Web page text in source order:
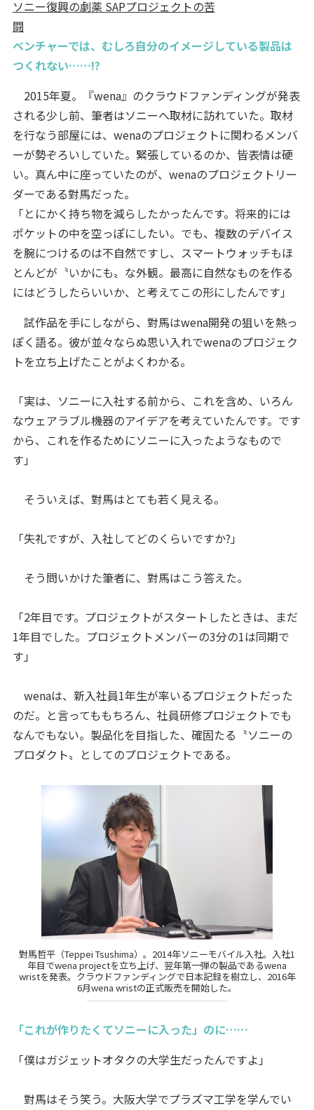
ソニー復興の劇薬 SAPプロジェクトの苦
闘
ベンチャーでは、むしろ自分のイメージしている製品は
つくれない……!?
2015年夏。『wena』のクラウドファンディングが発表
される少し前、筆者はソニーへ取材に訪れていた。取材
を行なう部屋には、wenaのプロジェクトに関わるメンバ
ーが勢ぞろいしていた。緊張しているのか、皆表情は硬
い。真ん中に座っていたのが、wenaのプロジェクトリー
ダーである對馬だった。
「とにかく持ち物を減らしたかったんです。将来的には
ポケットの中を空っぽにしたい。でも、複数のデバイス
を腕につけるのは不自然ですし、スマートウォッチもほ
とんどが〝いかにも〟な外観。最高に自然なものを作る
にはどうしたらいいか、と考えてこの形にしたんです」
試作品を手にしながら、對馬はwena開発の狙いを熱っ
ぽく語る。彼が並々ならぬ思い入れでwenaのプロジェク
トを立ち上げたことがよくわかる。
「実は、ソニーに入社する前から、これを含め、いろん
なウェアラブル機器のアイデアを考えていたんです。です
から、これを作るためにソニーに入ったようなもので
す」
そういえば、對馬はとても若く見える。
「失礼ですが、入社してどのくらいですか?」
そう問いかけた筆者に、對馬はこう答えた。
「2年目です。プロジェクトがスタートしたときは、まだ
1年目でした。プロジェクトメンバーの3分の1は同期で
す」
wenaは、新入社員1年生が率いるプロジェクトだった
のだ。と言ってももちろん、社員研修プロジェクトでも
なんでもない。製品化を目指した、確固たる〝ソニーの
プロダクト〟としてのプロジェクトである。
對馬哲平（Teppei Tsushima）。2014年ソニーモバイル入社。入社1
年目でwena projectを立ち上げ、翌年第一弾の製品であるwena
wristを発表。クラウドファンディングで日本記録を樹立し、2016年
6月wena wristの正式販売を開始した。
「これが作りたくてソニーに入った」のに……
「僕はガジェットオタクの大学生だったんですよ」
對馬はそう笑う。大阪大学でプラズマ工学を学んでい